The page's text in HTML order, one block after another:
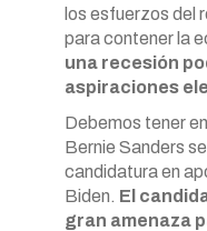
los esfuerzos del
para contener la
una recesión
aspiraciones
Debemos tener
Bernie Sanders
candidatura en
Biden. El
gran amenaza